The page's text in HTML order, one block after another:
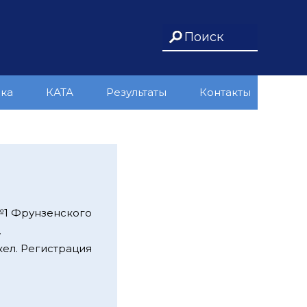
КАТА Результаты Контакты
Фрунзенского
Регистрация